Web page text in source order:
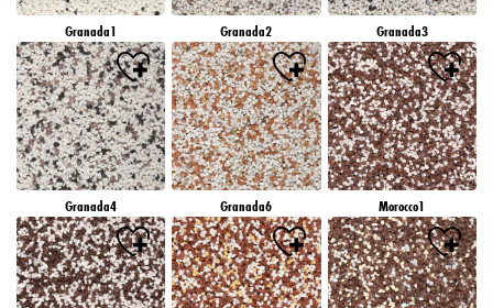
Granada1 Granada2 Granada3
Granada4 Granada6 Morocco1
záujmov), na tejto webovej lokalite a v iných médiách (tretích strán) prostredníctvom
zariadení, ktoré boli pridelené vám alebo vašej domácnosti, ako aj na meranie a
optimalizáciu úspešnosti reklamných kampaní..
Viac informácií o spracovaní vašich údajov nájdete v našom vyhlásení o ochrane
údajov, ktoré je uvedené v pätičke (časť "Cookies, pixely, odtlačky prstov a podobné
technológie"). Svoj súhlas môžete kedykoľvek odvolať s účinnosťou do budúcnosti
vypnutím súborov cookie na našej webovej stránke v časti "Nastavenia súborov cookie"
prepojenej v pätičke. Ďalšie informácie týkajúce sa súborov cookie používaných na tejto
webovej lokalite, najmä doby ich uchovávania, nájdete v podrobných informáciách o
jednotlivých súboroch cookie, ktoré sú k dispozícii po kliknutí na tlačidlo "upraviť"
nižšie".
Ak kliknete na "Upraviť", môžete nájsť viac informácií o spracovaní vašich
údajov/používaní súborov cookie a povoliť ich na jeden alebo viacero vyššie
uvedených účelov. Kliknutím na "Prijať všetko" súhlasíte s používaním súborov cookie,